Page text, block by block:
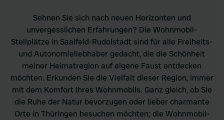
Sehnen Sie sich nach neuen Horizonten und
unvergesslichen Erfahrungen? Die Wohnmobil-
Stellplätze in Saalfeld-Rudolstadt sind für alle Freiheits-
und Autonomieliebhaber gedacht, die die Schönheit
meiner Heimatregion auf eigene Faust entdecken
möchten. Erkunden Sie die Vielfalt dieser Region, immer
mit dem Komfort Ihres Wohnmobils. Ganz gleich, ob Sie
die Ruhe der Natur bevorzugen oder lieber charmante
Orte in Thüringen besuchen möchten; die Wohnmobil-